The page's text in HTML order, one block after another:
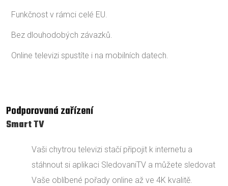
Funkčnost v rámci celé EU.
Bez dlouhodobých závazků.
Online televizi spustíte i na mobilních datech.
Podporovaná zařízení
Smart TV
Vaši chytrou televizi stačí připojit k internetu a
stáhnout si aplikaci SledovaniTV a můžete sledovat
Vaše oblíbené pořady online až ve 4K kvalitě.